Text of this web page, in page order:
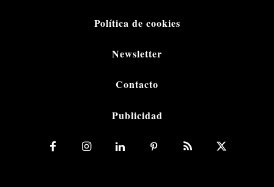
Política de cookies
Newsletter
Contacto
Publicidad